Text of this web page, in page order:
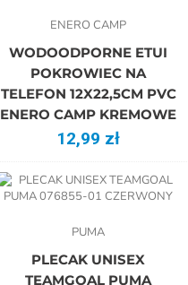
ENERO CAMP
WODOODPORNE ETUI
POKROWIEC NA
TELEFON 12X22,5CM PVC
ENERO CAMP KREMOWE
12,99 zł
PUMA
PLECAK UNISEX
TEAMGOAL PUMA